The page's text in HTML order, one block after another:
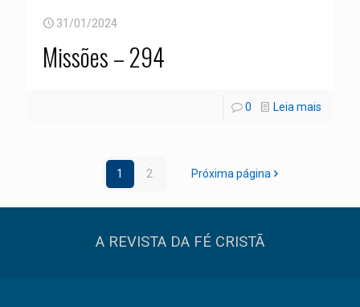
31/01/2024
Missões – 294
0 Leia mais
1 2 Próxima página
A REVISTA DA FÉ CRISTÃ